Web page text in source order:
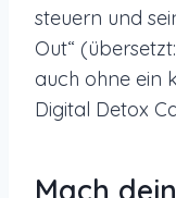
steuern und
Out“
auch ohne ein
Digital Detox